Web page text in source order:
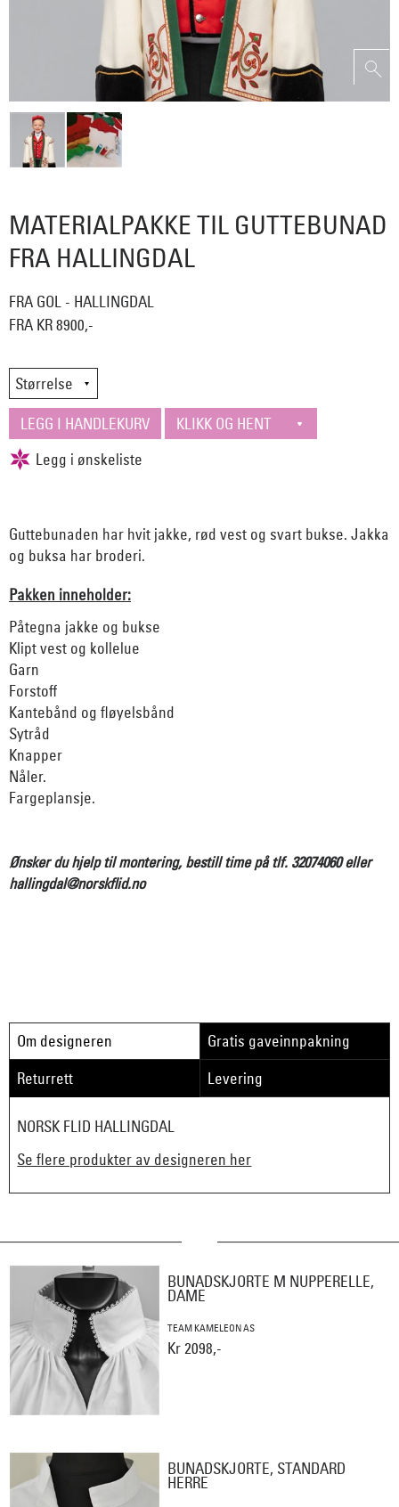
MATERIALPAKKE TIL GUTTEBUNAD
FRA HALLINGDAL
FRA GOL - HALLINGDAL
FRA KR 8900,-
Guttebunaden har hvit jakke, rød vest og svart bukse. Jakka
og buksa har broderi.
Pakken inneholder:
Påtegna jakke og bukse
Klipt vest og kollelue
Garn
Forstoff
Kantebånd og fløyelsbånd
Sytråd
Knapper
Nåler.
Fargeplansje.
Ønsker du hjelp til montering, bestill time på tlf. 32074060 eller
hallingdal@norskflid.no
Om designeren
Gratis gaveinnpakning
Returrett
Levering
NORSK FLID HALLINGDAL
Se flere produkter av designeren her
BUNADSKJORTE M NUPPERELLE,
DAME
TEAM KAMELEON AS
Kr 2098,-
BUNADSKJORTE, STANDARD
HERRE